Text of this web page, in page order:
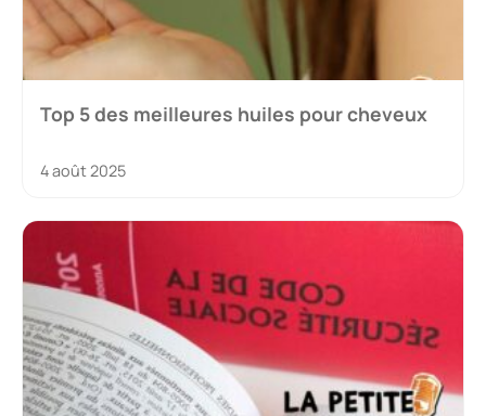
Top 5 des meilleures huiles pour cheveux
4 août 2025